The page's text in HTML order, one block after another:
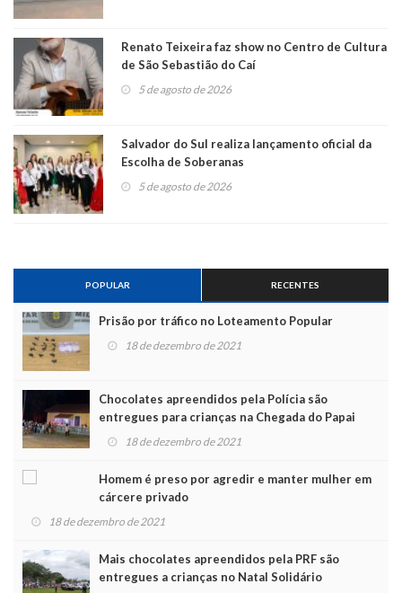
Renato Teixeira faz show no Centro de Cultura
de São Sebastião do Caí
5 de agosto de 2026
Salvador do Sul realiza lançamento oficial da
Escolha de Soberanas
5 de agosto de 2026
POPULAR RECENTES
Prisão por tráfico no Loteamento Popular
18 de dezembro de 2021
Chocolates apreendidos pela Polícia são
entregues para crianças na Chegada do Papai
Noel
18 de dezembro de 2021
Homem é preso por agredir e manter mulher em
cárcere privado
18 de dezembro de 2021
Mais chocolates apreendidos pela PRF são
entregues a crianças no Natal Solidário